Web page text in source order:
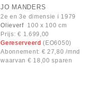
JO MANDERS
2e en 3e dimensie i 1979
Olieverf100 x 100 cm
Prijs: € 1.699,00
Gereserveerd(EO6050)
Abonnement: € 27,80 /mnd
waarvan € 18,00 sparen